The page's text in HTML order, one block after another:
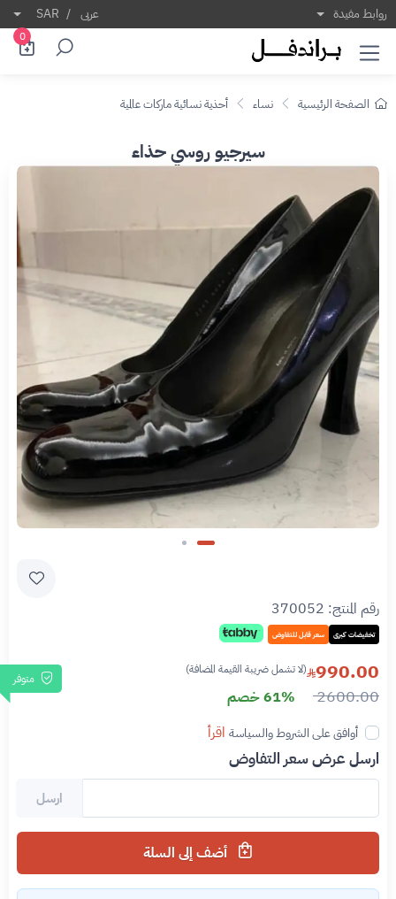
روابط مفيدة عربى /
SAR
0
الصفحة الرئيسية نساء أحذية نسائية ماركات عالمية
سيرجيو روسي حذاء
رقم المنتج: 370052
تخفيضات كبرى سعر قابل للتفاوض
متوفر 990.00 (لا تشمل ضريبة القيمة المضافة)
2600.00 61% خصم
أوافق على الشروط والسياسة اقرأ
ارسل عرض سعر التفاوض
ارسل